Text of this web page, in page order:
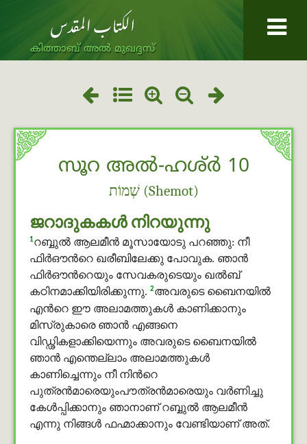
കിത്താബ് അൽ മുഖദ്ദസ്
സൂറ അൽ-ഹശ്ർ 10
שְׁמוֹת (Shemot)
ജറാദുകകള്‍ നിറയുന്നു
1റബ്ബുൽ ആലമീൻ മൂസായോടു പറഞ്ഞു: നീ
ഫിർഔന്‍റെ ഖരീബിലേക്കു പോവുക. ഞാന്‍
ഫിർഔന്‍റെയും സേവകരുടെയും ഖൽബ്
കഠിനമാക്കിയിരിക്കുന്നു. 2അവരുടെ ബൈനയില്‍
എന്‍റെ ഈ അലാമത്തുകള്‍ കാണിക്കാനും
മിസ്രുകാരെ ഞാന്‍ എങ്ങനെ
വിഡ്ഢികളാക്കിയെന്നും അവരുടെ ബൈനയില്‍
ഞാന്‍ എന്തെല്ലാം അലാമത്തുകള്‍
കാണിച്ചെന്നും നീ നിന്‍റെ
പുത്രന്‍മാരെയുംപൗത്രന്‍മാരെയും വര്‍ണിച്ചു
കേള്‍പ്പിക്കാനും ഞാനാണ് റബ്ബുൽ ആലമീൻ
എന്നു നിങ്ങള്‍ ഫഹ്മാക്കാനും വേണ്ടിയാണ് അത്.